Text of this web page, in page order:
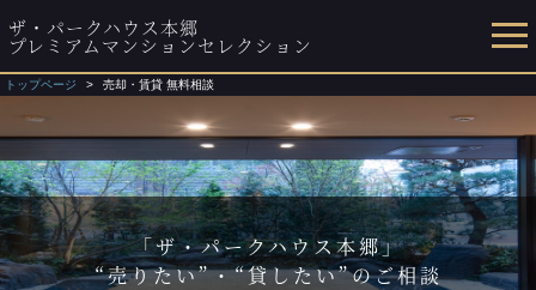
ザ・パークハウス本郷
プレミアムマンションセレクション
トップページ 売却・賃貸 無料相談
「ザ・パークハウス本郷」
“売りたい”・“貸したい”のご相談